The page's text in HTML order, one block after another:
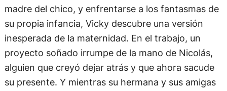
madre del chico, y enfrentarse a los fantasmas de
su propia infancia, Vicky descubre una versión
inesperada de la maternidad. En el trabajo, un
proyecto soñado irrumpe de la mano de Nicolás,
alguien que creyó dejar atrás y que ahora sacude
su presente. Y mientras su hermana y sus amigas